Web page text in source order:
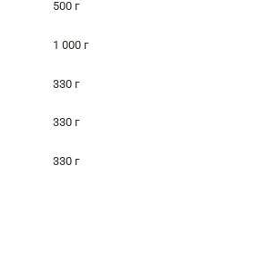
500 г
1 000 г
330 г
330 г
330 г